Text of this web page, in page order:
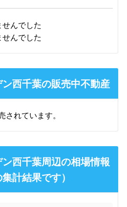
んでした
んでした
西千葉の販売中不動産
されています。
西千葉周辺の相場情報
計結果です）